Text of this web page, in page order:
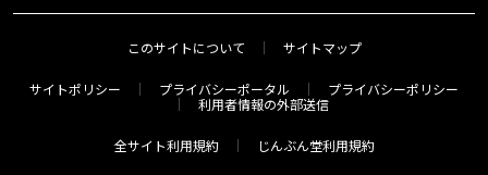
このサイトについて サイトマップ
サイトポリシー プライバシーポータル
プライバシーポリシー
利用者情報の外部送信
全サイト利用規約 じんぶん堂利用規約